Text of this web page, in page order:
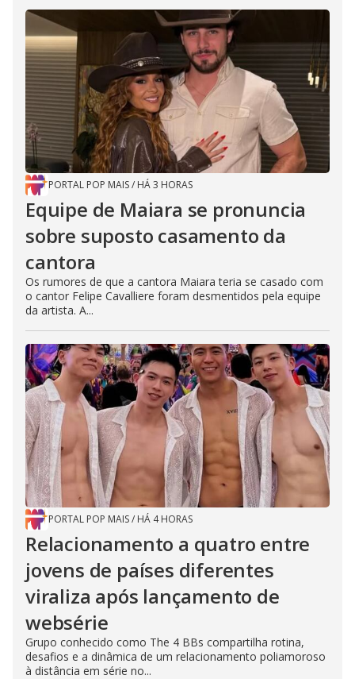
PORTAL POP MAIS/ HÁ 3 HORAS
Equipe de Maiara se pronuncia
sobre suposto casamento da
cantora
Os rumores de que a cantora Maiara teria se casado com
o cantor Felipe Cavalliere foram desmentidos pela equipe
da artista. A...
PORTAL POP MAIS/ HÁ 4 HORAS
Relacionamento a quatro entre
jovens de países diferentes
viraliza após lançamento de
websérie
Grupo conhecido como The 4 BBs compartilha rotina,
desafios e a dinâmica de um relacionamento poliamoroso
à distância em série no...